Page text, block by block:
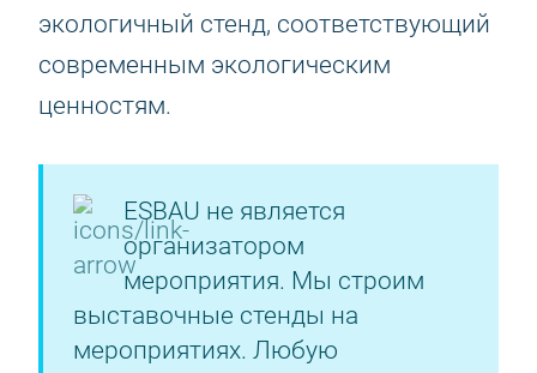
экологичный стенд, соответствующий
современным экологическим
ценностям.
ESBAU не является
организатором
мероприятия. Мы строим
выставочные стенды на
мероприятиях. Любую